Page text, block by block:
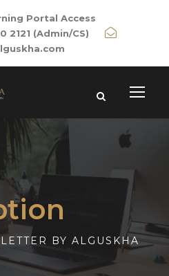
Portal Access
2121 (Admin/CS)
BY ALGUSKHA